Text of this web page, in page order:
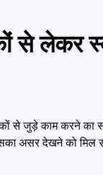
से लेकर
से जुड़े काम करने का
असर देखने को